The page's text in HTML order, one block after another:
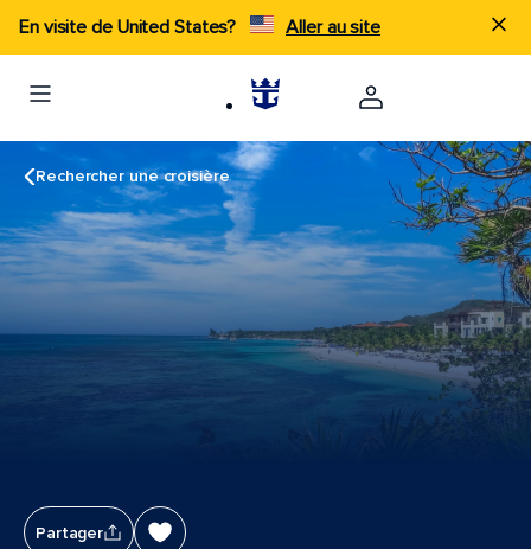
En visite de United States? Aller au site
Rechercher une croisière
Partager